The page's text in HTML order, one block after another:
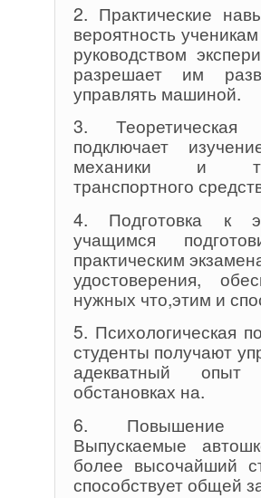
2. Практические
вероятность
руководством
разрешает им
управлять машиной.
3.
подключает
механики и
транспортного
4. Подготовка к
учащимся
практическим
удостоверения,
нужных что,этим и
5. Психологическая
студенты получают
адекватный
обстановках на.
6. Повышение
Выпускаемые
более высочайший
способствует общей